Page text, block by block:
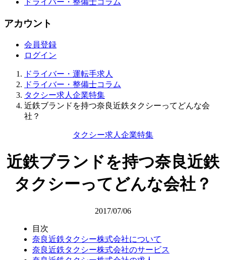
ドライバー・整備士コラム
アカウント
会員登録
ログイン
ドライバー・運転手求人
ドライバー・整備士コラム
タクシー求人企業特集
近鉄ブランドを持つ奈良近鉄タクシーってどんな会
社？
タクシー求人企業特集
近鉄ブランドを持つ奈良近鉄
タクシーってどんな会社？
2017/07/06
目次
奈良近鉄タクシー株式会社について
奈良近鉄タクシー株式会社のサービス